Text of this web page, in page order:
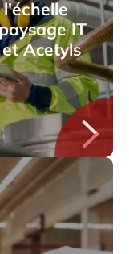
IT
Acetyls